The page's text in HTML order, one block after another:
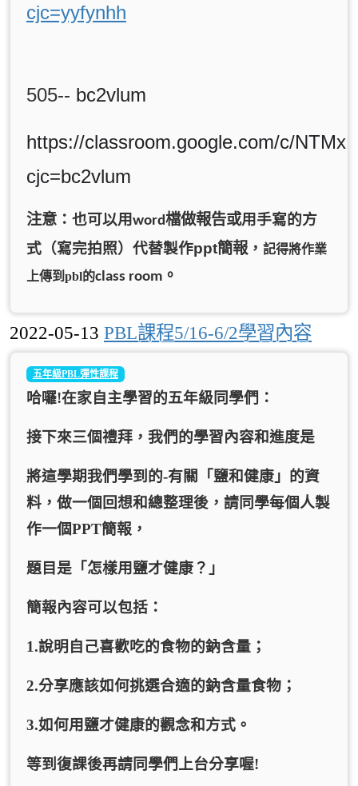
cjc=yyfynhh
505-- bc2vlum
https://classroom.google.com/c/
cjc=bc2vlum
注意 ：也可以用word檔做報告或用手寫的方
式（寫完拍照）代替製作ppt簡報 ， 記得將作業
上傳到pbl的class room 。
2022-05-13 PBL課程5/16-6/2學習內容
五年級PBL彈性課程
哈囉!在家自主學習的五年級同學們 ：
接下來三個禮拜 ， 我們的學習內容和進度是
將這學期我們學到的-有關 「 鹽和健康 」 的資
料 ， 做一個回想和總整理後 ， 請同學每個人製
作一個PPT簡報 ，
題目是「怎樣用鹽才健康？」
簡報內容可以包括 ：
1.說明自己喜歡吃的食物的鈉含量；
2.分享應該如何挑選合適的鈉含量食物；
3.如何用鹽才健康的觀念和方式 。
等到復課後再請同學們上台分享喔!